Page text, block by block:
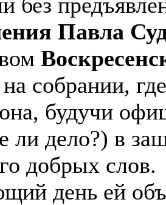
Павла
собрании,
будучи
дело?) в
добрых слов.
день ей